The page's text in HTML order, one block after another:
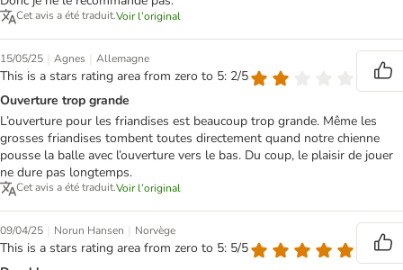
Cet avis a été traduit.Voir l’original
15/05/25 | Agnes | Allemagne
This is a stars rating area from zero to 5: 2/5
Ouverture trop grande
L’ouverture pour les friandises est beaucoup trop grande. Même les
grosses friandises tombent toutes directement quand notre chienne
pousse la balle avec l’ouverture vers le bas. Du coup, le plaisir de jouer
ne dure pas longtemps.
Cet avis a été traduit.Voir l’original
09/04/25 | Norun Hansen | Norvège
This is a stars rating area from zero to 5: 5/5